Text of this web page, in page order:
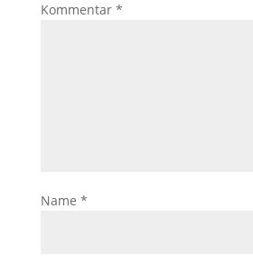
Kommentar *
Name *